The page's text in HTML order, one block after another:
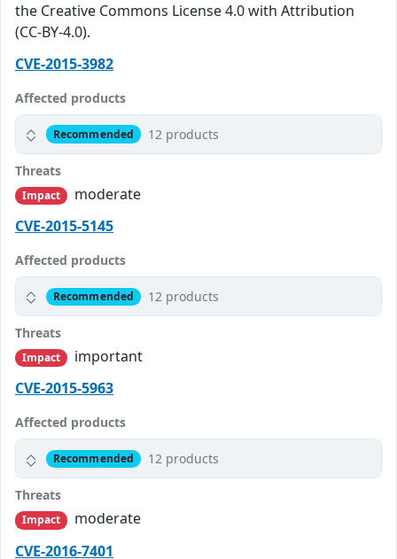
the Creative Commons License 4.0 with Attribution
(CC-BY-4.0).
CVE-2015-3982
Affected products
Recommended 12 products
Threats
Impact
moderate
CVE-2015-5145
Affected products
Recommended 12 products
Threats
Impact
important
CVE-2015-5963
Affected products
Recommended 12 products
Threats
Impact
moderate
CVE-2016-7401